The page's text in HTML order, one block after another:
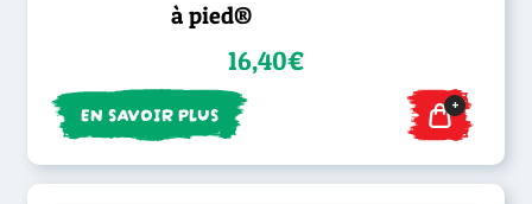
à pied®
16,40€
EN SAVOIR PLUS +